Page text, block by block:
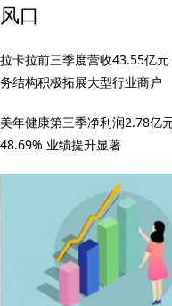
风口
拉卡拉前三季度营收43.55亿
务结构积极拓展大型行业商户
美年健康第三季净利润2.78亿
48.69% 业绩提升显著